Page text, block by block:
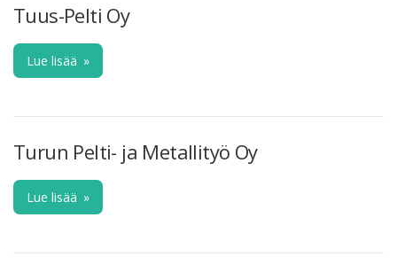
Tuus-Pelti Oy
Lue lisää »
Turun Pelti- ja Metallityö Oy
Lue lisää »